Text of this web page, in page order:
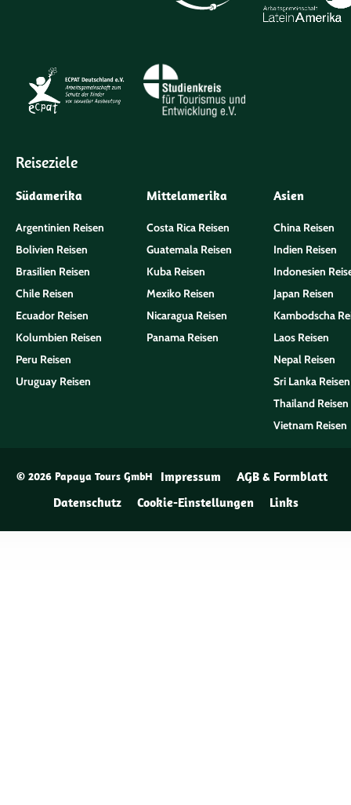
Reiseziele
Südamerika
Argentinien Reisen
Bolivien Reisen
Brasilien Reisen
Chile Reisen
Ecuador Reisen
Kolumbien Reisen
Peru Reisen
Uruguay Reisen
Mittelamerika
Costa Rica Reisen
Guatemala Reisen
Kuba Reisen
Mexiko Reisen
Nicaragua Reisen
Panama Reisen
Asien
China Reisen
Indien Reisen
Indonesien
Japan Reisen
Kambodscha
Laos Reisen
Nepal Reisen
Sri Lanka Reisen
Thailand Reisen
Vietnam Reisen
© 2026 Papaya Tours GmbH Impressum
AGB & Formblatt
Datenschutz
Cookie-Einstellungen Links